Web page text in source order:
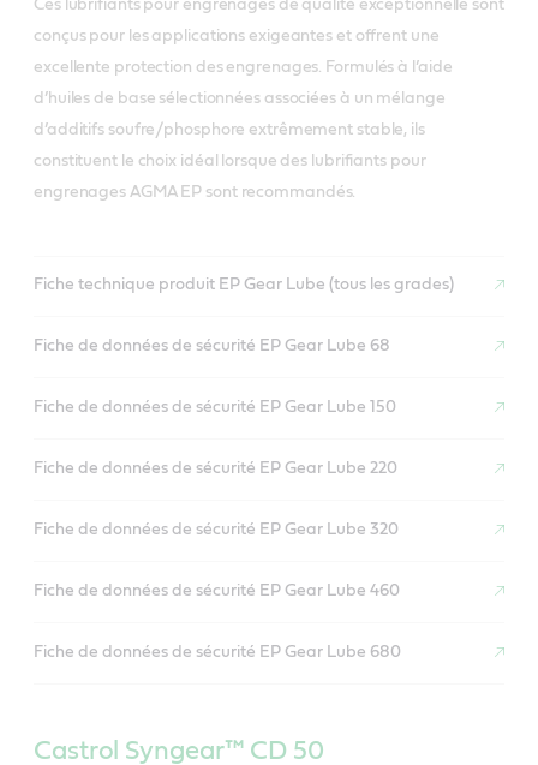
Ces lubrifiants pour engrenages de qualité exceptionnelle sont
conçus pour les applications exigeantes et offrent une
excellente protection des engrenages. Formulés à l’aide
d’huiles de base sélectionnées associées à un mélange
d’additifs soufre/phosphore extrêmement stable, ils
constituent le choix idéal lorsque des lubrifiants pour
engrenages AGMA EP sont recommandés.
Fiche technique produit EP Gear Lube (tous les grades)
Fiche de données de sécurité EP Gear Lube 68
Fiche de données de sécurité EP Gear Lube 150
Fiche de données de sécurité EP Gear Lube 220
Fiche de données de sécurité EP Gear Lube 320
Fiche de données de sécurité EP Gear Lube 460
Fiche de données de sécurité EP Gear Lube 680
Castrol Syngear™ CD 50